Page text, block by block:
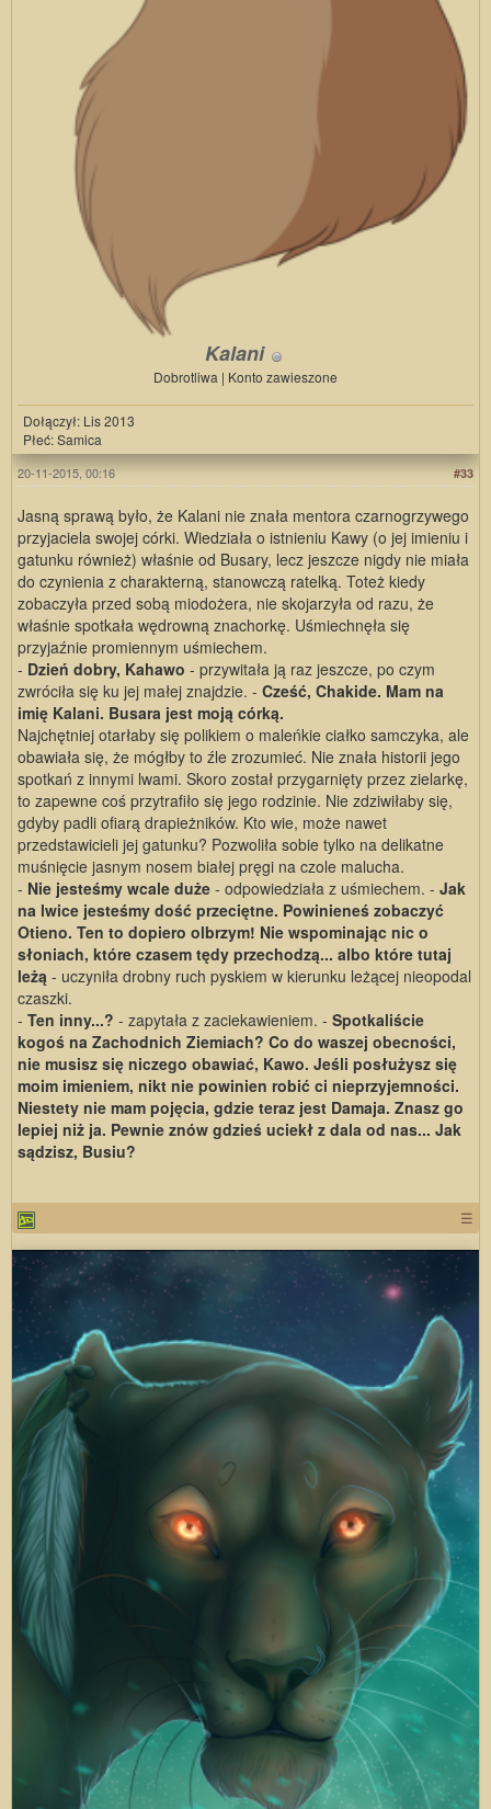
Kalani
Dobrotliwa | Konto zawieszone
Dołączył: Lis 2013
Płeć: Samica
#33
20-11-2015, 00:16
Jasną sprawą było, że Kalani nie znała mentora czarnogrzywego
przyjaciela swojej córki. Wiedziała o istnieniu Kawy (o jej imieniu i
gatunku również) właśnie od Busary, lecz jeszcze nigdy nie miała
do czynienia z charakterną, stanowczą ratelką. Toteż kiedy
zobaczyła przed sobą miodożera, nie skojarzyła od razu, że
właśnie spotkała wędrowną znachorkę. Uśmiechnęła się
przyjaźnie promiennym uśmiechem.
- Dzień dobry, Kahawo - przywitała ją raz jeszcze, po czym
zwróciła się ku jej małej znajdzie. - Cześć, Chakide. Mam na
imię Kalani. Busara jest moją córką.
Najchętniej otarłaby się polikiem o maleńkie ciałko samczyka, ale
obawiała się, że mógłby to źle zrozumieć. Nie znała historii jego
spotkań z innymi lwami. Skoro został przygarnięty przez zielarkę,
to zapewne coś przytrafiło się jego rodzinie. Nie zdziwiłaby się,
gdyby padli ofiarą drapieżników. Kto wie, może nawet
przedstawicieli jej gatunku? Pozwoliła sobie tylko na delikatne
muśnięcie jasnym nosem białej pręgi na czole malucha.
- Nie jesteśmy wcale duże - odpowiedziała z uśmiechem. - Jak
na lwice jesteśmy dość przeciętne. Powinieneś zobaczyć
Otieno. Ten to dopiero olbrzym! Nie wspominając nic o
słoniach, które czasem tędy przechodzą... albo które tutaj
leżą - uczyniła drobny ruch pyskiem w kierunku leżącej nieopodal
czaszki.
- Ten inny...? - zapytała z zaciekawieniem. - Spotkaliście
kogoś na Zachodnich Ziemiach? Co do waszej obecności,
nie musisz się niczego obawiać, Kawo. Jeśli posłużysz się
moim imieniem, nikt nie powinien robić ci nieprzyjemności.
Niestety nie mam pojęcia, gdzie teraz jest Damaja. Znasz go
lepiej niż ja. Pewnie znów gdzieś uciekł z dala od nas... Jak
sądzisz, Busiu?
☰